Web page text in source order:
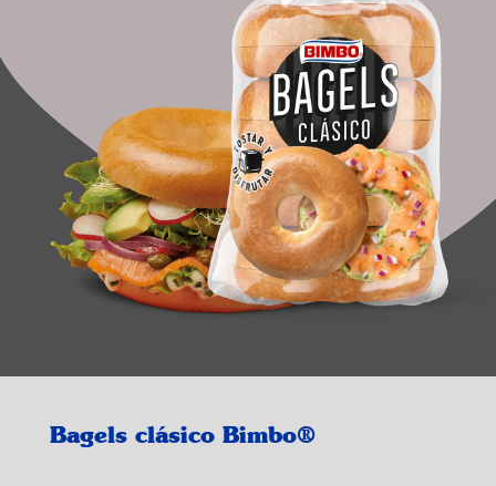
Bagels clásico Bimbo®